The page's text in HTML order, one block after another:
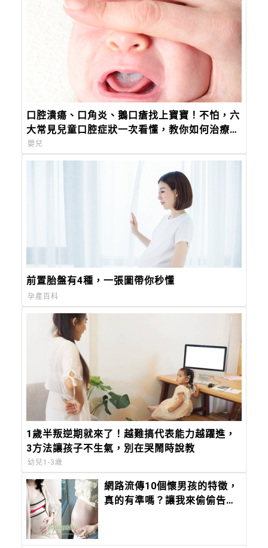
口腔潰瘍、口角炎、鵝口瘡找上寶寶！不怕，六
大常見兒童口腔症狀一次看懂，教你如何治療及
照護！
嬰兒
前置胎盤有4種，一張圖帶你秒懂
孕產百科
1歲半叛逆期就來了！越難搞代表能力越躍進，
3方法讓孩子不生氣，別在哭鬧時說教
幼兒1-3歲
網路流傳10個懷男孩的特徵，
真的有準嗎？讓我來偷偷告訴